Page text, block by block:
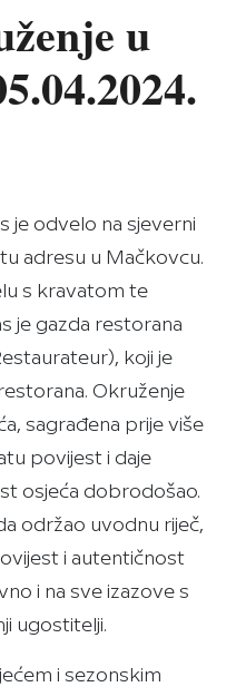
u
je odvelo na sjeverni
adresu u Mačkovcu.
s kravatom te
je gazda restorana
koji je
Okruženje
sagrađena prije više
povijest i daje
osjeća dobrodošao.
održao uvodnu riječ,
i autentičnost
i na sve izazove s
ugostitelji.
i sezonskim